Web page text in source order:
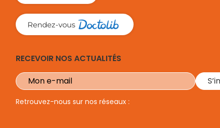
Rendez-vous
RECEVOIR NOS ACTUALITÉS
Retrouvez-nous sur nos réseaux :